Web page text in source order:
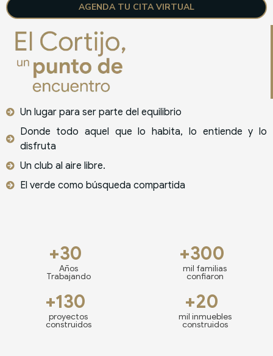
AGENDA TU CITA VIRTUAL
Un lugar para ser parte del equilibrio
Donde todo aquel que lo habita, lo entiende y lo
disfruta
Un club al aire libre.
El verde como búsqueda compartida
+30
Años
Trabajando
+300
mil familias
confiaron
+130
proyectos
construidos
+20
mil inmuebles
construidos